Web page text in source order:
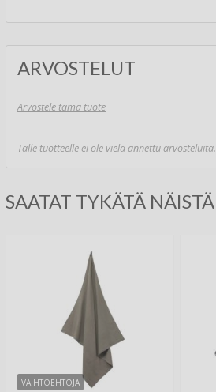
ARVOSTELUT
Arvostele tämä tuote
Tälle tuotteelle ei ole vielä annettu arvosteluita.
SAATAT TYKÄTÄ NÄISTÄ
VAIHTOEHTOJA